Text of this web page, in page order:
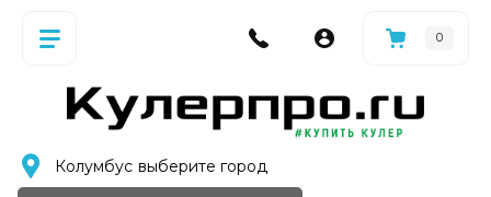
0
Колумбус выберите город